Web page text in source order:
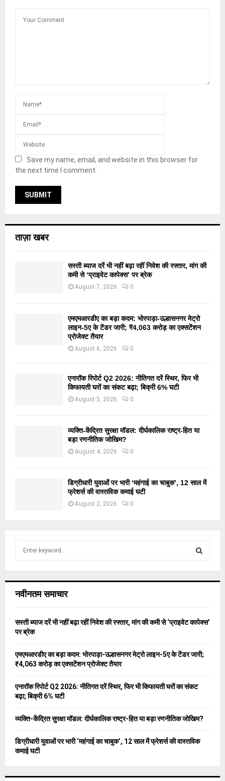
Save my name, email, and website in this browser for
the next time I comment.
ताज़ा खबर
सस्ती ब्याज दरें भी नहीं बढ़ा रहीं निवेश की रफ्तार, मांग की
कमी से ‘प्राइवेट कापेक्स’ पर ब्रेक
August 7, 2026 0
एमएमआरडीए का बड़ा कदम: भोरपाड़ा-उल्हासनगर मेट्रो
लाइन-5ए के टेंडर जारी; ₹4,063 करोड़ का एक्सटेंशन
प्रोजेक्ट तैयार
August 6, 2026 0
एनारॉक रिपोर्ट Q2 2026: नीतिगत दरें स्थिर, फिर भी
किफायती घरों का संकट बढ़ा; बिक्री 6% घटी
August 5, 2026 0
व्यक्ति-केंद्रित सुरक्षा मॉडल: दीर्घकालिक राष्ट्र-हित या
बड़ा रणनीतिक जोखिम?
August 4, 2026 0
डिग्रीधारी युवाओं पर भारी ‘महंगाई का चाबुक’, 12 साल में
फ्रेशर्स की वास्तविक कमाई घटी
August 2, 2026 0
h
o
r
C
नवीनतम समाचार
सस्ती ब्याज दरें भी नहीं बढ़ा रहीं निवेश की रफ्तार, मांग की कमी से ‘प्राइवेट कापेक्स’
पर ब्रेक
एमएमआरडीए का बड़ा कदम: भोरपाड़ा-उल्हासनगर मेट्रो लाइन-5ए के टेंडर जारी;
₹4,063 करोड़ का एक्सटेंशन प्रोजेक्ट तैयार
एनारॉक रिपोर्ट Q2 2026: नीतिगत दरें स्थिर, फिर भी किफायती घरों का संकट
बढ़ा; बिक्री 6% घटी
व्यक्ति-केंद्रित सुरक्षा मॉडल: दीर्घकालिक राष्ट्र-हित या बड़ा रणनीतिक जोखिम?
डिग्रीधारी युवाओं पर भारी ‘महंगाई का चाबुक’, 12 साल में फ्रेशर्स की वास्तविक
कमाई घटी